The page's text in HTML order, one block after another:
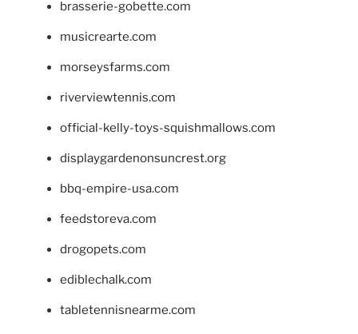
brasserie-gobette.com
musicrearte.com
morseysfarms.com
riverviewtennis.com
official-kelly-toys-squishmallows.com
displaygardenonsuncrest.org
bbq-empire-usa.com
feedstoreva.com
drogopets.com
ediblechalk.com
tabletennisnearme.com